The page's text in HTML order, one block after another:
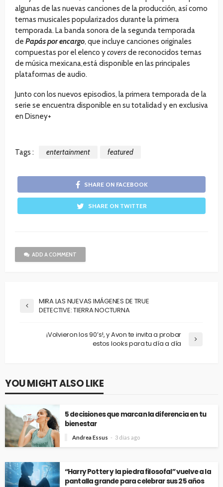
algunas de las nuevas canciones de la producción, así como
temas musicales popularizados durante la primera
temporada. La banda sonora de la segunda temporada
de Papás por encargo, que incluye canciones originales
compuestas por el elenco ycoversde reconocidos temas
de música mexicana,está disponible en las principales
plataformas de audio.
Junto con los nuevos episodios, la primera temporada de la
serie se encuentra disponible en su totalidad y en exclusiva
en Disney+
Tags : entertainment featured
SHARE ON FACEBOOK
SHARE ON TWITTER
ADD A COMMENT
MIRA LAS NUEVAS IMÁGENES DE TRUE
DETECTIVE: TIERRA NOCTURNA
¡Volvieron los 90’s!, y Avon te invita a probar
estos looks para tu día a día
YOU MIGHT ALSO LIKE
5 decisiones que marcan la diferencia en tu
bienestar
Andrea Essus 3 días ago
“Harry Potter y la piedra filosofal” vuelve a la
pantalla grande para celebrar sus 25 años